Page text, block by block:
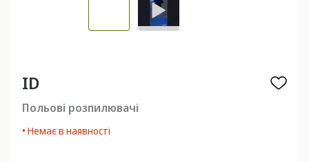
ID
Польові розпилювачі
• Немає в наявності